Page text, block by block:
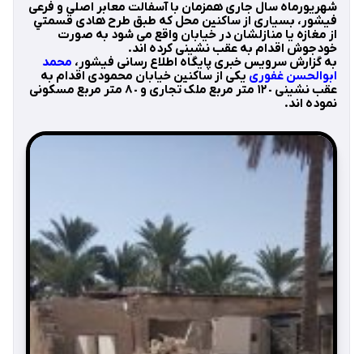
شهريورماه سال جاری همزمان با آسفالت معابر اصلی و فرعی
فيشور، بسياری از ساكنين محل كه طبق طرح هادی قسمتي
از مغازه يا منازلشان در خيابان واقع می شود به صورت
خودجوش اقدام به عقب نشينی كرده اند.
به گزارش سرويس خبری پايگاه اطلاع رسانی فيشور، محمد
ابوالحسن غفوری يكی از ساكنين خيابان محمودی اقدام به
عقب نشينی ١٢٠ متر مربع ملک تجاری و ٨٠ متر مربع مسكونی
نموده اند.